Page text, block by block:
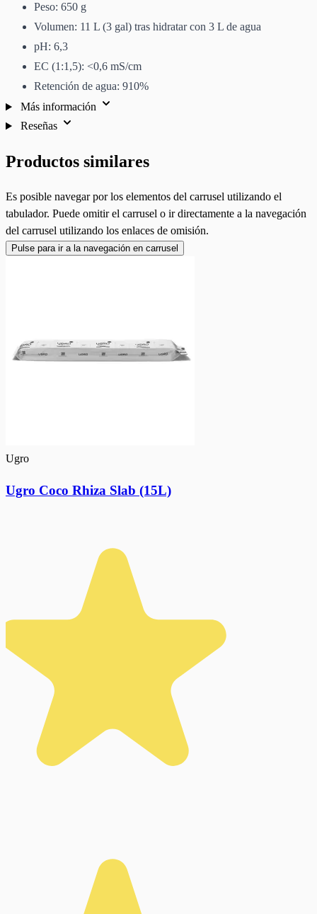
Peso: 650 g
Volumen: 11 L (3 gal) tras hidratar con 3 L de agua
pH: 6,3
EC (1:1,5): <0,6 mS/cm
Retención de agua: 910%
Más información
Reseñas
Productos similares
Es posible navegar por los elementos del carrusel utilizando el
tabulador. Puede omitir el carrusel o ir directamente a la navegación
del carrusel utilizando los enlaces de omisión.
Pulse para ir a la navegación en carrusel
Ugro
Ugro Coco Rhiza Slab (15L)